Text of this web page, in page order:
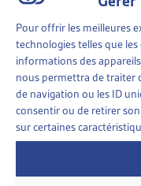
Pour offrir les meilleures
technologies telles que
informations des
nous permettra de traiter
de navigation ou les ID
consentir ou de retirer
sur certaines
L’Office fédéral des
contre un arrêt
été débouté.
Le jugement du
en vigueur jusqu’au 31
cette jurisprudence
RAI ne sont pas